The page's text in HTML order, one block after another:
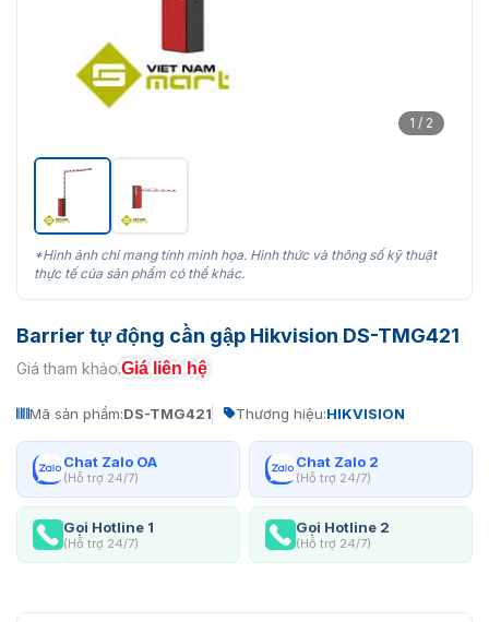
1 / 2
*Hình ảnh chỉ mang tính minh họa. Hình thức và thông số kỹ thuật
thực tế của sản phẩm có thể khác.
Barrier tự động cần gập Hikvision DS-TMG421
Giá tham khảo:Giá liên hệ
Mã sản phẩm:DS-TMG421 Thương hiệu:HIKVISION
Chat Zalo OA
(Hỗ trợ 24/7)
Chat Zalo 2
(Hỗ trợ 24/7)
Gọi Hotline 1
(Hỗ trợ 24/7)
Gọi Hotline 2
(Hỗ trợ 24/7)